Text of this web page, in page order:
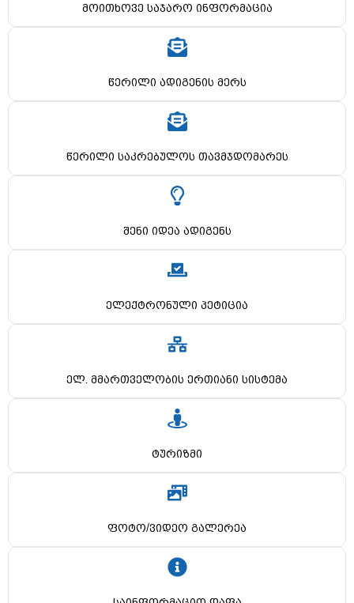
მოითხოვე საჯარო ინფორმაცია
წერილი ადიგენის მერს
წერილი საკრებულოს თავმჯდომარეს
შენი იდეა ადიგენს
ელექტრონული პეტიცია
ელ. მმართველობის ერთიანი სისტემა
ტურიზმი
ფოტო/ვიდეო გალერეა